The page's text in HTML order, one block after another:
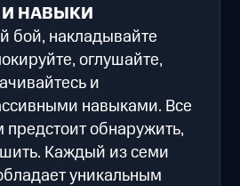
НАВЫКИ
бой, накладывайте
оглушайте,
и
навыками. Все
предстоит обнаружить,
Каждый из семи
уникальным